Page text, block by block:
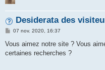
Desiderata des
M
s
a
07 nov. 2020, 16:37
Vous aimez notre site ? Vous
certaines recherches ?